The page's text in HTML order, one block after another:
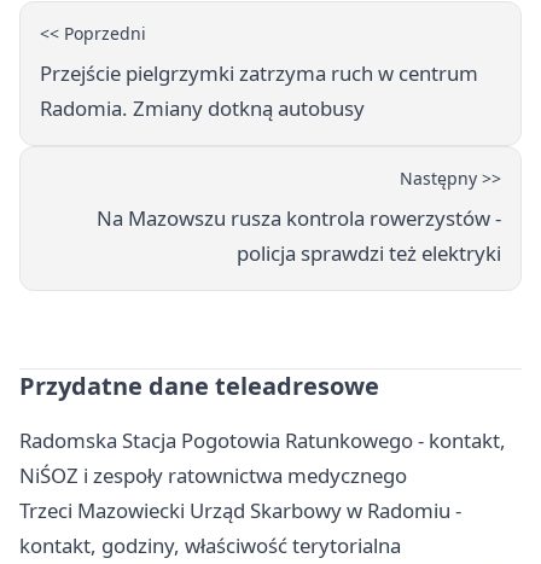
<< Poprzedni
Przejście pielgrzymki zatrzyma ruch w centrum
Radomia. Zmiany dotkną autobusy
Następny >>
Na Mazowszu rusza kontrola rowerzystów -
policja sprawdzi też elektryki
Przydatne dane teleadresowe
Radomska Stacja Pogotowia Ratunkowego - kontakt,
NiŚOZ i zespoły ratownictwa medycznego
Trzeci Mazowiecki Urząd Skarbowy w Radomiu -
kontakt, godziny, właściwość terytorialna